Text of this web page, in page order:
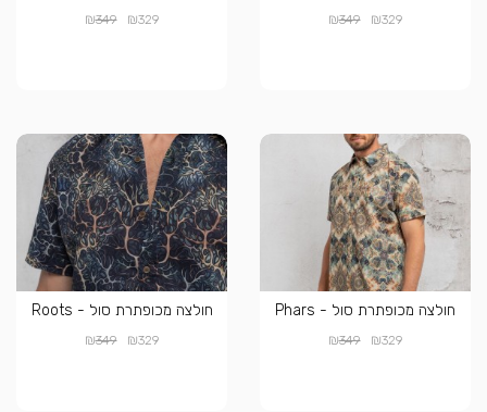
₪329
₪349
₪329
₪349
חולצה מכופתרת סול - Phars
₪329
₪349
חולצה מכופתרת סול - Roots
₪329
₪349